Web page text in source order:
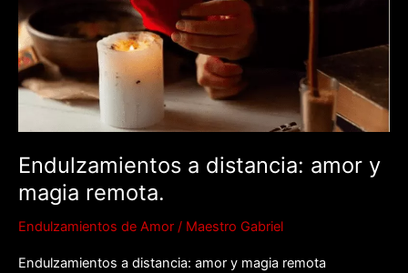
Endulzamientos a distancia: amor y
magia remota.
Endulzamientos de Amor / Maestro Gabriel
Endulzamientos a distancia: amor y magia remota
amor
y
magia
remota.